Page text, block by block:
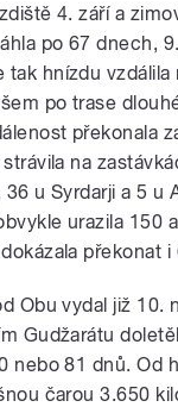
4. září a
po 67 dnech,
tak hnízdu vzdálila
po trase
překonala
na
u Syrdarji a 5 u
urazila 150
překonat
Obu vydal již 10.
Gudžarátu
nebo 81 dnů. Od
čarou 3.650